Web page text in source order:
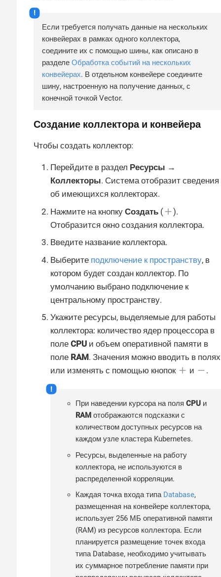
Если требуется получать данные на нескольких
конвейерах в рамках одного коллектора,
соедините их с помощью шины, как описано в
разделе Обработка событий на нескольких
конвейерах. В отдельном конвейере соедините
шину, настроенную на получение данных, с
конечной точкой Vector.
Создание коллектора и конвейера
Чтобы создать коллектор:
Перейдите в раздел Ресурсы →
Коллекторы. Система отобразит сведения
об имеющихся коллекторах.
Нажмите на кнопку Создать (
).
Отобразится окно создания коллектора.
Введите название коллектора.
Выберите подключение к пространству, в
котором будет создан коллектор. По
умолчанию выбрано подключение к
центральному пространству.
Укажите ресурсы, выделяемые для работы
коллектора: количество ядер процессора в
поле CPU и объем оперативной памяти в
поле RAM. Значения можно вводить в полях
или изменять с помощью кнопок
и .
При наведении курсора на поля CPU и
RAM отображаются подсказки с
количеством доступных ресурсов на
каждом узле кластера Kubernetes.
Ресурсы, выделенные на работу
коллектора, не используются в
распределенной корреляции.
Каждая точка входа типа Database,
размещенная на конвейере коллектора,
использует 256 МБ оперативной памяти
(RAM) из ресурсов коллектора. Если
планируется размещение точек входа
типа Database, необходимо учитывать
их суммарное потребление памяти при